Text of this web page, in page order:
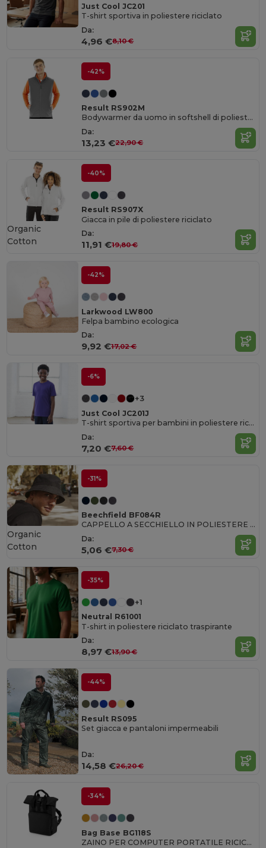
Just Cool JC201
T-shirt sportiva in poliestere riciclato
Da:
4,96 €8,10 €
-42%
Result RS902M
Bodywarmer da uomo in softshell di poliestere riciclato
Da:
13,23 €22,90 €
-40%
Result RS907X
Giacca in pile di poliestere riciclato
Da:
11,91 €19,80 €
Organic
Cotton
-42%
Larkwood LW800
Felpa bambino ecologica
Da:
9,92 €17,02 €
-6%
+3
Just Cool JC201J
T-shirt sportiva per bambini in poliestere riciclato
Da:
7,20 €7,60 €
-31%
Beechfield BF084R
CAPPELLO A SECCHIELLO IN POLIESTERE RICICLATO
Da:
5,06 €7,30 €
Organic
Cotton
-35%
+1
Neutral R61001
T-shirt in poliestere riciclato traspirante
Da:
8,97 €13,90 €
-44%
Result RS095
Set giacca e pantaloni impermeabili
Da:
14,58 €26,20 €
-34%
Bag Base BG118S
ZAINO PER COMPUTER PORTATILE RICICLATO CON DOPPIA MANIGLIA